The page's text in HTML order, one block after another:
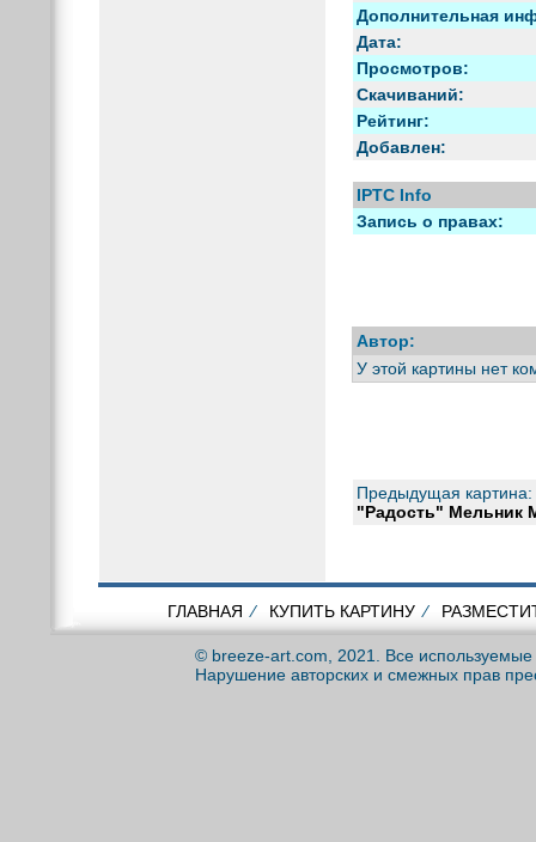
Дополнительная
Дата:
Просмотров:
Скачиваний:
Рейтинг:
Добавлен:
IPTC Info
Запись о правах:
Автор:
У этой картины нет
Предыдущая картина:
"Радость" Мельник
ГЛАВНАЯ ⁄ КУПИТЬ КАРТИНУ ⁄
© breeze-art.com, 2021. Все
Нарушение авторских и смежных прав